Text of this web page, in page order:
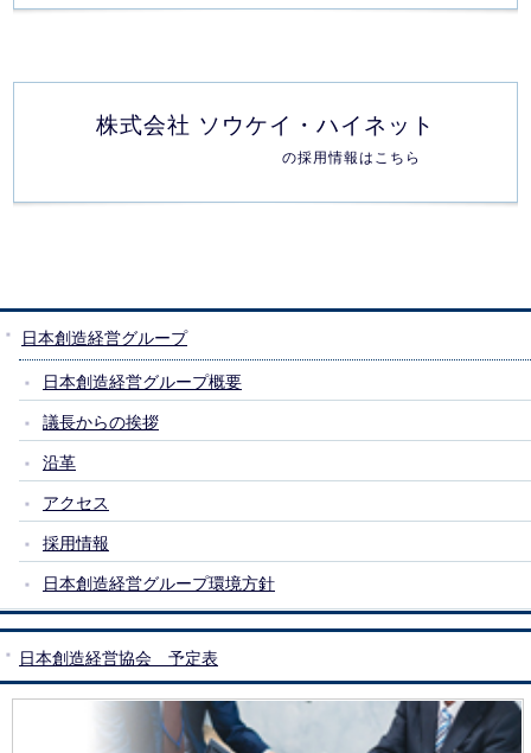
株式会社 ソウケイ・ハイネット
の採用情報はこちら
日本創造経営グループ
日本創造経営グループ概要
議長からの挨拶
沿革
アクセス
採用情報
日本創造経営グループ環境方針
日本創造経営協会 予定表